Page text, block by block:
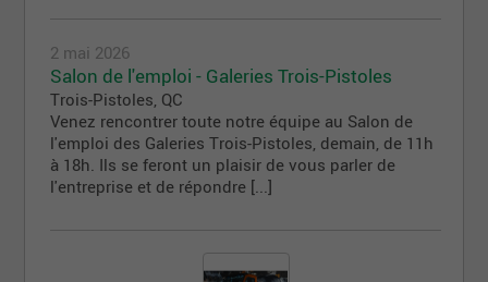
2 mai 2026
Salon de l'emploi - Galeries Trois-Pistoles
Trois-Pistoles QC
Venez rencontrer toute notre équipe au Salon de
l'emploi des Galeries Trois-Pistoles, demain, de 11h
à 18h. Ils se feront un plaisir de vous parler de
l'entreprise et de répondre [...]